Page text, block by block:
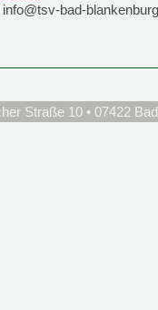
info@tsv-bad-
Straße 10 • 07422